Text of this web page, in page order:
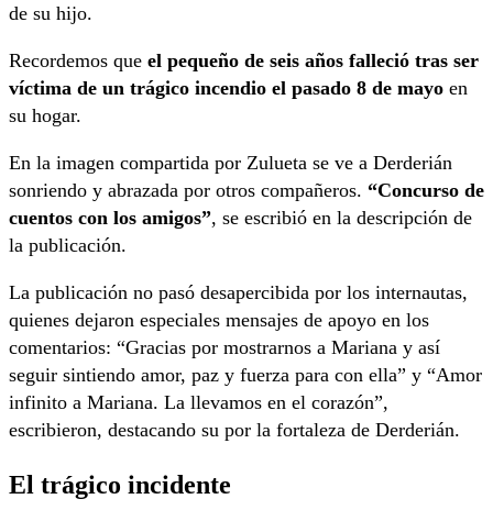
de su hijo.
Recordemos que el pequeño de seis años falleció tras ser
víctima de un trágico incendio el pasado 8 de mayo en
su hogar.
En la imagen compartida por Zulueta se ve a Derderián
sonriendo y abrazada por otros compañeros. “Concurso de
cuentos con los amigos”, se escribió en la descripción de
la publicación.
La publicación no pasó desapercibida por los internautas,
quienes dejaron especiales mensajes de apoyo en los
comentarios: “Gracias por mostrarnos a Mariana y así
seguir sintiendo amor, paz y fuerza para con ella” y “Amor
infinito a Mariana. La llevamos en el corazón”,
escribieron, destacando su por la fortaleza de Derderián.
El trágico incidente